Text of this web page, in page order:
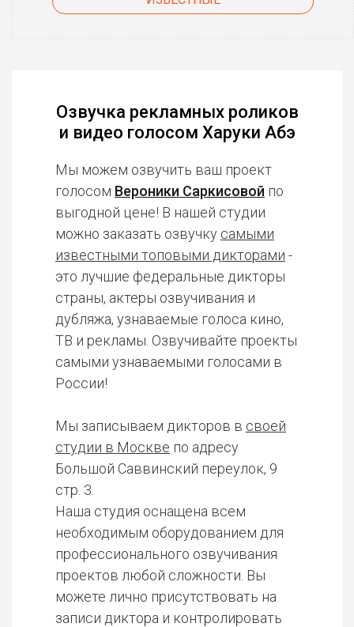
Озвучка рекламных роликов
и видео голосом Харуки Абэ
Мы можем озвучить ваш проект
голосом Вероники Саркисовой по
выгодной цене! В нашей студии
можно заказать озвучку самыми
известными топовыми дикторами -
это лучшие федеральные дикторы
страны, актеры озвучивания и
дубляжа, узнаваемые голоса кино,
ТВ и рекламы. Озвучивайте проекты
самыми узнаваемыми голосами в
России!
Мы записываем дикторов в своей
студии в Москве по адресу
Большой Саввинский переулок, 9
стр. 3.
Наша студия оснащена всем
необходимым оборудованием для
профессионального озвучивания
проектов любой сложности. Вы
можете лично присутствовать на
записи диктора и контролировать